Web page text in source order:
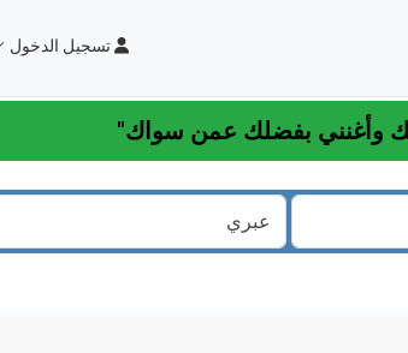
تسجيل الدخول